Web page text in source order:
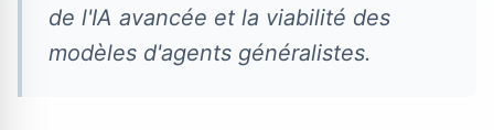
de l'IA avancée et la viabilité des
modèles d'agents généralistes.